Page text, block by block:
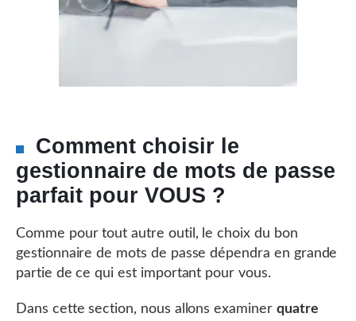
Comment choisir le
gestionnaire de mots de passe
parfait pour VOUS ?
Comme pour tout autre outil, le choix du bon
gestionnaire de mots de passe dépendra en grande
partie de ce qui est important pour vous.
Dans cette section, nous allons examiner quatre